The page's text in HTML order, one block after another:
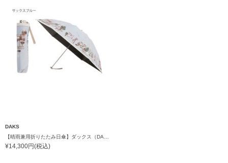
DAKS
¥14,300円(税込)